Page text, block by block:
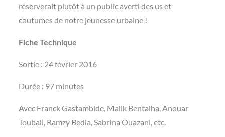
réserverait plutôt à un public averti des us et
coutumes de notre jeunesse urbaine !
Fiche Technique
Sortie : 24 février 2016
Durée : 97 minutes
Avec Franck Gastambide, Malik Bentalha, Anouar
Toubali, Ramzy Bedia, Sabrina Ouazani, etc.